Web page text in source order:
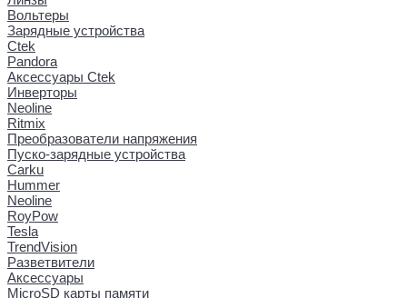
Вольтеры
Зарядные устройства
Ctek
Pandora
Аксессуары Ctek
Инверторы
Neoline
Ritmix
Преобразователи напряжения
Пуско-зарядные устройства
Carku
Hummer
Neoline
RoyPow
Tesla
TrendVision
Разветвители
Аксессуары
MicroSD карты памяти